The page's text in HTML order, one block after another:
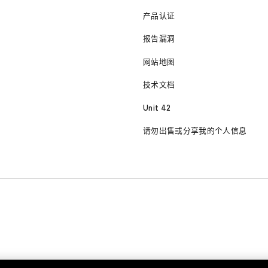
产品认证
报告漏洞
网站地图
技术文档
Unit 42
请勿出售或分享我的个人信息